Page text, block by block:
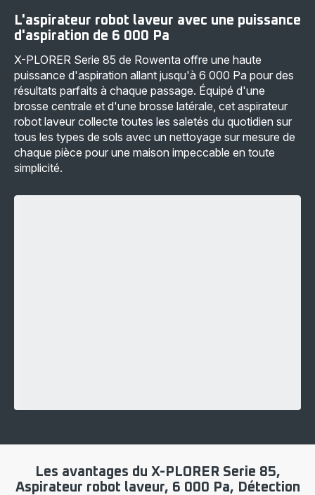
L'aspirateur robot laveur avec une puissance
d'aspiration de 6 000 Pa
X-PLORER Serie 85 de Rowenta offre une haute
puissance d'aspiration allant jusqu'à 6 000 Pa pour des
résultats parfaits à chaque passage. Équipé d'une
brosse centrale et d'une brosse latérale, cet aspirateur
robot laveur collecte toutes les saletés du quotidien sur
tous les types de sols avec un nettoyage sur mesure de
chaque pièce pour une maison impeccable en toute
simplicité.
Les avantages du X-PLORER Serie 85,
Aspirateur robot laveur, 6 000 Pa, Détection